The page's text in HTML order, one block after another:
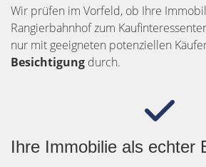
Wir prüfen im Vorfeld, ob Ihre
Rangierbahnhof zum
nur mit geeigneten potenziellen
Besichtigung durch.
Ihre Immobilie als echter